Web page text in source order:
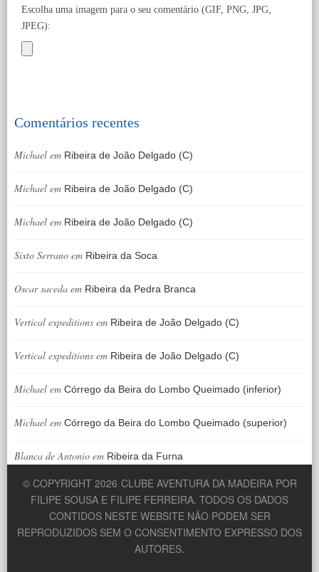
Escolha uma imagem para o seu comentário (GIF, PNG, JPG,
JPEG):
Comentários recentes
Michael em Ribeira de João Delgado (C)
Michael em Ribeira de João Delgado (C)
Michael em Ribeira de João Delgado (C)
Sixto Serrano em Ribeira da Soca
Oscar saceda em Ribeira da Pedra Branca
Vertical expeditions em Ribeira de João Delgado (C)
Vertical expeditions em Ribeira de João Delgado (C)
Michael em Córrego da Beira do Lombo Queimado (inferior)
Michael em Córrego da Beira do Lombo Queimado (superior)
Blanca de Antonio em Ribeira da Furna
© COPYRIGHT 2026 CLUBE AVENTURA DA MADEIRA POR
FILIPE SOUSA E FILIPE FERREIRA. TODOS OS DADOS
CONTIDOS NESTE WEBSITE NÃO PODEM SER
REPRODUZIDOS SEM O CONSENTIMENTO EXPRESSO DOS
AUTORES.